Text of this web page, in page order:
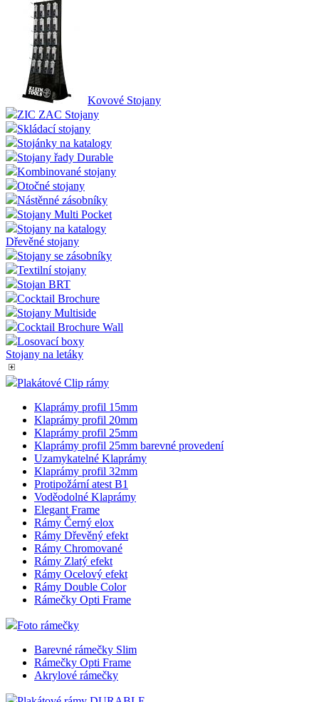
Kovové Stojany
ZIC ZAC Stojany
Skládací stojany
Stojánky na katalogy
Stojany řady Durable
Kombinované stojany
Otočné stojany
Nástěnné zásobníky
Stojany Multi Pocket
Stojany na katalogy
Stojany se zásobníky
Stojan BRT
Stojany Multiside
Cocktail Brochure Wall
Losovací boxy
Stojany na letáky
Plakátové Clip rámy
Klaprámy profil 15mm
Klaprámy profil 20mm
Klaprámy profil 25mm
Klaprámy profil 25mm barevné provedení
Uzamykatelné Klaprámy
Klaprámy profil 32mm
Protipožární atest B1
Voděodolné Klaprámy
Elegant Frame
Rámy Černý elox
Rámy Dřevěný efekt
Rámy Chromované
Rámy Zlatý efekt
Rámy Ocelový efekt
Rámy Double Color
Rámečky Opti Frame